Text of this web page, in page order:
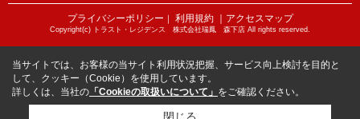
プライバシーポリシー 利用規約 ｜アクセスマップ
Copyright(c) トラスト・レジデンス 株式会社瑞鳳 森下店 All rights reserved.
当サイトでは、お客様の当サイト利用状況把握、サービス向上検討を目的と
して、クッキー（Cookie）を使用しています。
詳しくは、当社の 「Cookieの取扱いについて」 をご確認ください。